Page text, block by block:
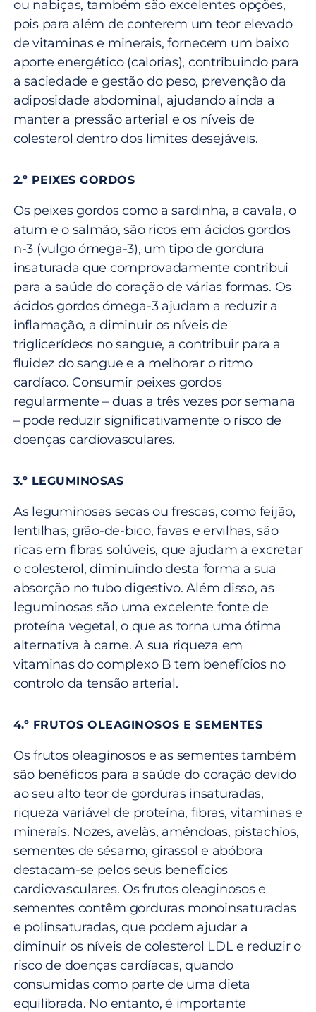
ou nabiças, também são excelentes opções,
pois para além de conterem um teor elevado
de vitaminas e minerais, fornecem um baixo
aporte energético (calorias), contribuindo para
a saciedade e gestão do peso, prevenção da
adiposidade abdominal, ajudando ainda a
manter a pressão arterial e os níveis de
colesterol dentro dos limites desejáveis.
2.º PEIXES GORDOS
Os peixes gordos como a sardinha, a cavala, o
atum e o salmão, são ricos em ácidos gordos
n-3 (vulgo ómega-3), um tipo de gordura
insaturada que comprovadamente contribui
para a saúde do coração de várias formas. Os
ácidos gordos ómega-3 ajudam a reduzir a
inflamação, a diminuir os níveis de
triglicerídeos no sangue, a contribuir para a
fluidez do sangue e a melhorar o ritmo
cardíaco. Consumir peixes gordos
regularmente – duas a três vezes por semana
– pode reduzir significativamente o risco de
doenças cardiovasculares.
3.º LEGUMINOSAS
As leguminosas secas ou frescas, como feijão,
lentilhas, grão-de-bico, favas e ervilhas, são
ricas em fibras solúveis, que ajudam a excretar
o colesterol, diminuindo desta forma a sua
absorção no tubo digestivo. Além disso, as
leguminosas são uma excelente fonte de
proteína vegetal, o que as torna uma ótima
alternativa à carne. A sua riqueza em
vitaminas do complexo B tem benefícios no
controlo da tensão arterial.
4.º FRUTOS OLEAGINOSOS E SEMENTES
Os frutos oleaginosos e as sementes também
são benéficos para a saúde do coração devido
ao seu alto teor de gorduras insaturadas,
riqueza variável de proteína, fibras, vitaminas e
minerais. Nozes, avelãs, amêndoas, pistachios,
sementes de sésamo, girassol e abóbora
destacam-se pelos seus benefícios
cardiovasculares. Os frutos oleaginosos e
sementes contêm gorduras monoinsaturadas
e polinsaturadas, que podem ajudar a
diminuir os níveis de colesterol LDL e reduzir o
risco de doenças cardíacas, quando
consumidas como parte de uma dieta
equilibrada. No entanto, é importante